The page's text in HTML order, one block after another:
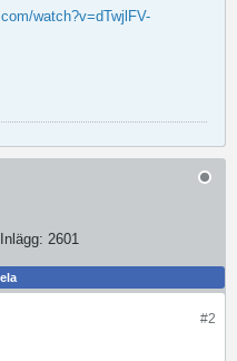
watch?v=dTwjlFV-
Inlägg: 2601
#2